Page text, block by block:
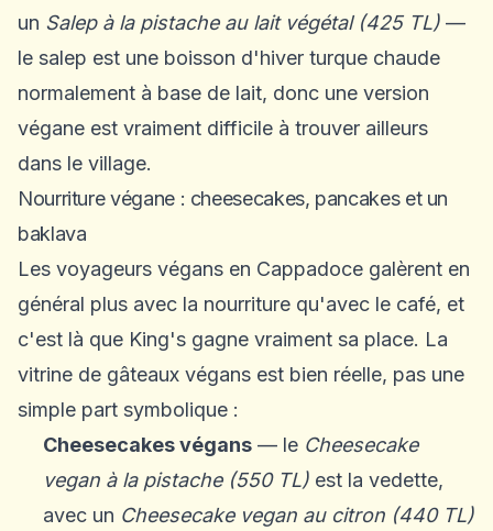
un Salep à la pistache au lait végétal (425 TL) —
le salep est une boisson d'hiver turque chaude
normalement à base de lait, donc une version
végane est vraiment difficile à trouver ailleurs
dans le village.
Nourriture végane : cheesecakes, pancakes et un
baklava
Les voyageurs végans en Cappadoce galèrent en
général plus avec la nourriture qu'avec le café, et
c'est là que King's gagne vraiment sa place. La
vitrine de gâteaux végans est bien réelle, pas une
simple part symbolique :
Cheesecakes végans— le Cheesecake
vegan à la pistache (550 TL)est la vedette,
avec un Cheesecake vegan au citron (440 TL)